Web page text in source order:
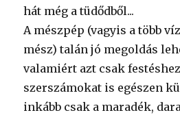
hát még a tüdődből...
A mészpép (vagyis a több
mész) talán jó megoldás
valamiért azt csak
szerszámokat is egészen
inkább csak a maradék,